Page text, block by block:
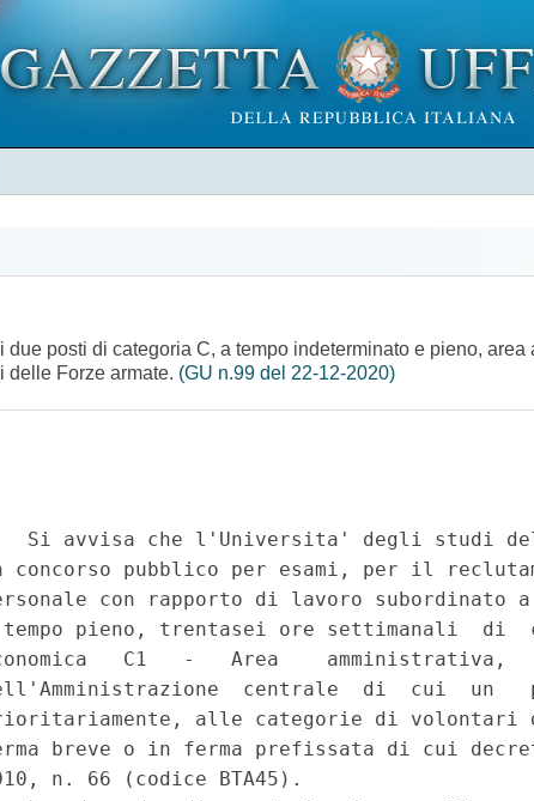
posti di categoria C, a tempo indeterminato e pieno,
delle Forze armate. (GU n.99 del 22-12-2020)